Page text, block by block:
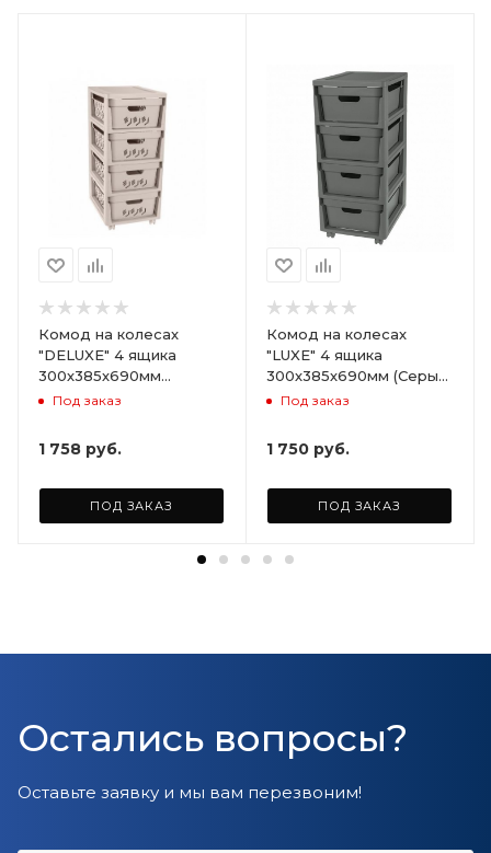
Комод на колесах
"DELUXE" 4 ящика
300х385х690мм
(Светло-бежевый)
Под заказ
1 758 руб.
ПОД ЗАКАЗ
Комод на колесах
"LUXE" 4 ящика
300х385х690мм (Серый)
ARD258086
Под заказ
1 750 руб.
ПОД ЗАКАЗ
Остались вопросы?
Оставьте заявку и мы вам перезвоним!